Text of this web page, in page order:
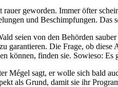
geworden. Immer öfter
und Beschimpfungen. Das
seien von den Behörden
Die Frage, ob
können, finden sie. Sowieso:
Mégel sagt, er wolle sich bald
als Grund, damit sie ihr